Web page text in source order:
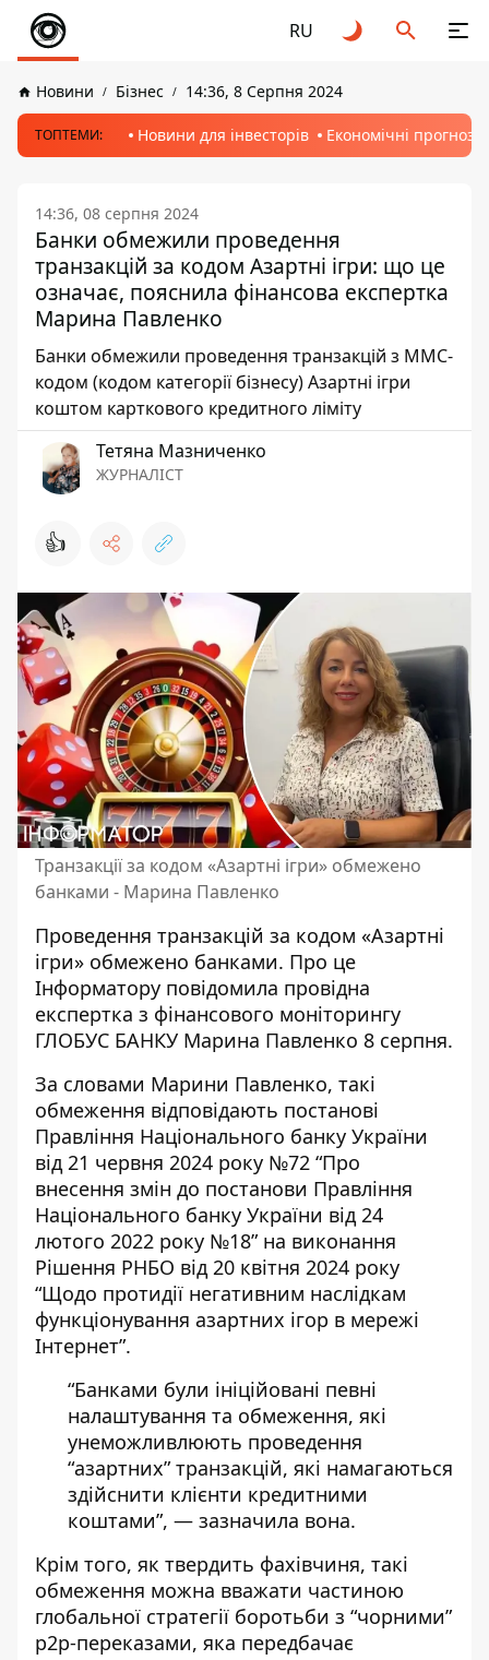
RU
Новини Бізнес 14:36, 8 Серпня 2024
ТОПТЕМИ: Новини для інвесторів Економічні прогнози
14:36, 08 серпня 2024
Банки обмежили проведення
транзакцій за кодом Азартні ігри: що це
означає, пояснила фінансова експертка
Марина Павленко
Банки обмежили проведення транзакцій з MMC-
кодом (кодом категорії бізнесу) Азартні ігри
коштом карткового кредитного ліміту
Тетяна Мазниченко
ЖУРНАЛІСТ
👍
Транзакції за кодом «Азартні ігри» обмежено
банками - Марина Павленко
Проведення транзакцій за кодом «Азартні
ігри» обмежено банками. Про це
Інформатору повідомила провідна
експертка з фінансового моніторингу
ГЛОБУС БАНКУ Марина Павленко 8 серпня.
За словами Марини Павленко, такі
обмеження відповідають постанові
Правління Національного банку України
від 21 червня 2024 року №72 “Про
внесення змін до постанови Правління
Національного банку України від 24
лютого 2022 року №18” на виконання
Рішення РНБО від 20 квітня 2024 року
“Щодо протидії негативним наслідкам
функціонування азартних ігор в мережі
Інтернет”.
“Банками були ініційовані певні
налаштування та обмеження, які
унеможливлюють проведення
“азартних” транзакцій, які намагаються
здійснити клієнти кредитними
коштами”, — зазначила вона.
Крім того, як твердить фахівчиня, такі
обмеження можна вважати частиною
глобальної стратегії боротьби з “чорними”
p2p-переказами, яка передбачає